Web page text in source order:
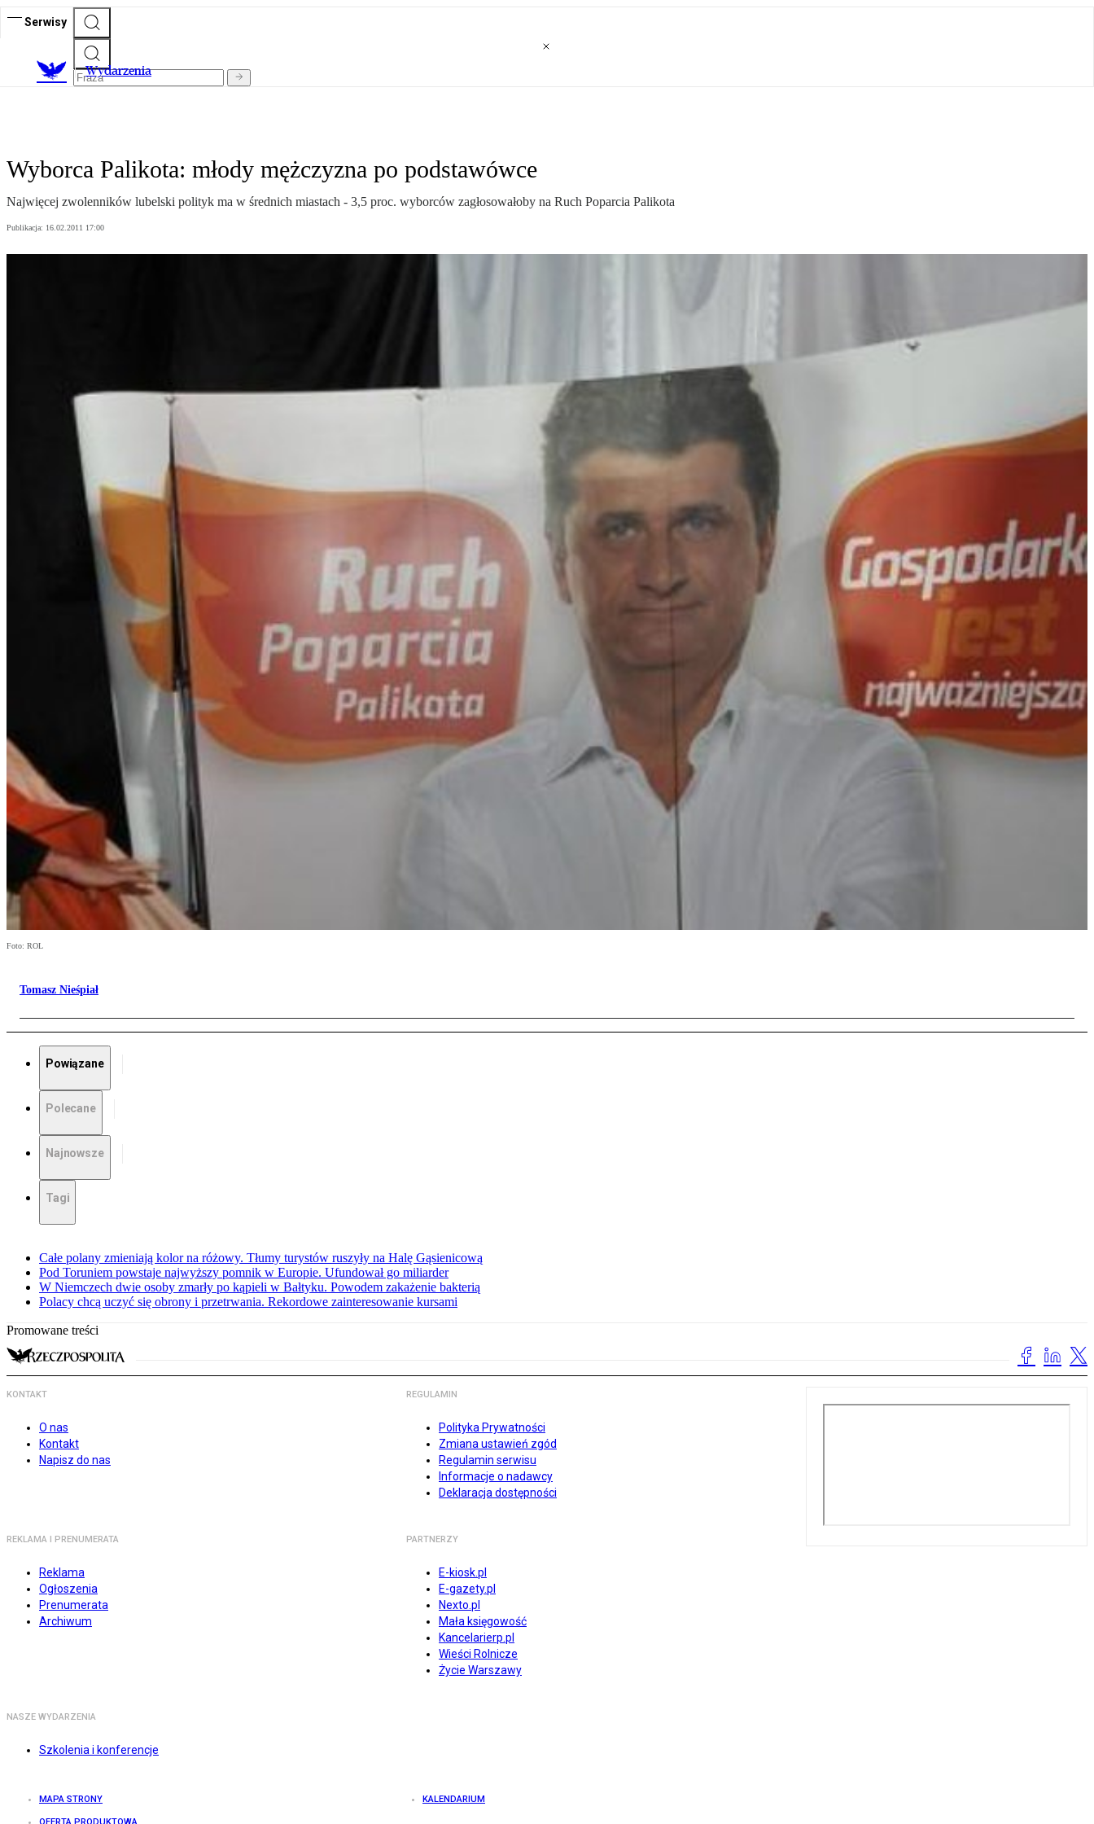
Serwisy
Wydarzenia
Wyborca Palikota: młody mężczyzna po podstawówce
Najwięcej zwolenników lubelski polityk ma w średnich miastach - 3,5 proc. wyborców zagłosowałoby na Ruch Poparcia Palikota
Publikacja: 16.02.2011 17:00
Foto: ROL
Tomasz Nieśpiał
Powiązane
Polecane
Najnowsze
Tagi
Całe polany zmieniają kolor na różowy. Tłumy turystów ruszyły na Halę Gąsienicową
Pod Toruniem powstaje najwyższy pomnik w Europie. Ufundował go miliarder
W Niemczech dwie osoby zmarły po kąpieli w Bałtyku. Powodem zakażenie bakterią
Polacy chcą uczyć się obrony i przetrwania. Rekordowe zainteresowanie kursami
Promowane treści
KONTAKT
O nas
Kontakt
Napisz do nas
REGULAMIN
Polityka Prywatności
Zmiana ustawień zgód
Regulamin serwisu
Informacje o nadawcy
Deklaracja dostępności
REKLAMA I PRENUMERATA
Reklama
Ogłoszenia
Prenumerata
Archiwum
PARTNERZY
E-kiosk.pl
E-gazety.pl
Nexto.pl
Mała księgowość
Kancelarierp.pl
Wieści Rolnicze
Życie Warszawy
NASZE WYDARZENIA
Szkolenia i konferencje
MAPA STRONY KALENDARIUM